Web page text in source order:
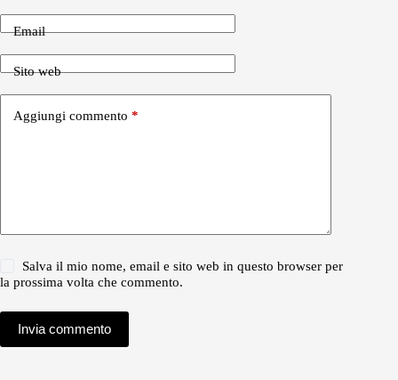
Email
Sito web
Aggiungi commento *
Salva il mio nome, email e sito web in questo browser per
la prossima volta che commento.
Invia commento